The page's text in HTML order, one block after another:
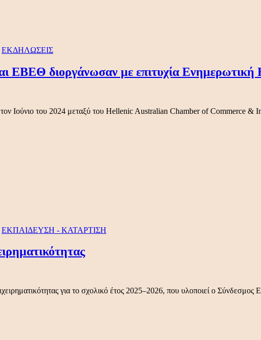
ΕΚΔΗΛΩΣΕΙΣ
διοργάνωσαν με επιτυχία
Ιούνιο του 2024 μεταξύ του Hellenic Australian Chamber of Commerce &
ΕΚΠΑΙΔΕΥΣΗ - ΚΑΤΑΡΤΙΣΗ
για το σχολικό έτος 2025–2026, που υλοποιεί ο